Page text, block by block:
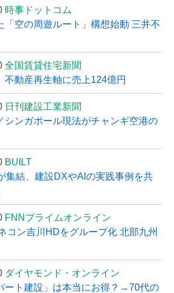
時事ドットコム
「空の周遊ルート」構想始動 三井不
全国賃貸住宅新聞
不動産再生軸に売上124億円
日刊建設工業新聞
シンガポール現法がチャンギ空港の
BUILT
集結、建設DXやAIの実践事例を共
FNNプライムオンライン
コン吉川HDをグループ化 北部九州
ダイヤモンド・オンライン
ート建設」は本当にお得？→70代の